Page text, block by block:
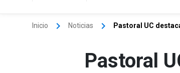
Inicio keyboard_arrow_right Noticias keyboard_arrow_right Pastoral UC
Pastoral